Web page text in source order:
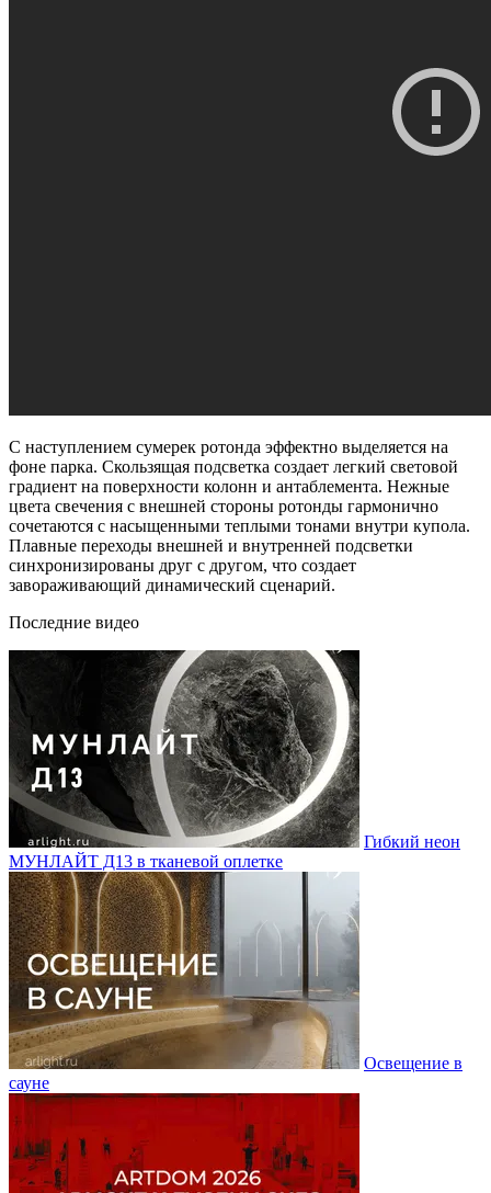
С наступлением сумерек ротонда эффектно выделяется на
фоне парка. Скользящая подсветка создает легкий световой
градиент на поверхности колонн и антаблемента. Нежные
цвета свечения с внешней стороны ротонды гармонично
сочетаются с насыщенными теплыми тонами внутри купола.
Плавные переходы внешней и внутренней подсветки
синхронизированы друг с другом, что создает
завораживающий динамический сценарий.
Последние видео
Гибкий неон
МУНЛАЙТ Д13 в тканевой оплетке
Освещение в
сауне